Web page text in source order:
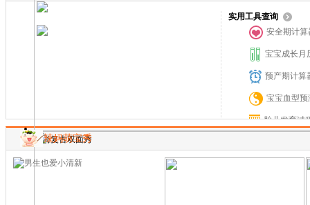
时尚复古双面秀
宝宝喝奶粉消化不好怎
实用工具查询
安全期计算
宝宝成长月
预产期计算
宝宝血型预
胎儿发育过
辣妈萌宝秀